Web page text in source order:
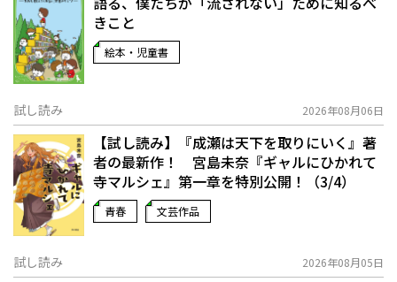
きこと
絵本・児童書
試し読み 2026年08月06日
【試し読み】『成瀬は天下を取りにいく』著
者の最新作！ 宮島未奈『ギャルにひかれて
寺マルシェ』第一章を特別公開！（3/4）
青春 文芸作品
試し読み 2026年08月05日